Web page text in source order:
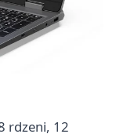
rdzeni, 12